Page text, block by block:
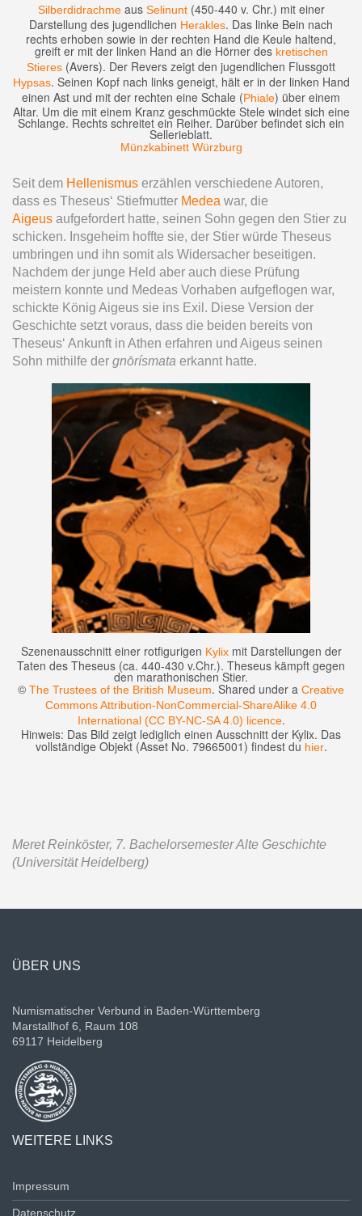
Silberdidrachmeaus Selinunt(450-440 v. Chr.) mit einer
Darstellung des jugendlichen Herakles. Das linke Bein nach
rechts erhoben sowie in der rechten Hand die Keule haltend,
greift er mit der linken Hand an die Hörner des kretischen
Stieres (Avers). Der Revers zeigt den jugendlichen Flussgott
Hypsas. Seinen Kopf nach links geneigt, hält er in der linken Hand
einen Ast und mit der rechten eine Schale (Phiale) über einem
Altar. Um die mit einem Kranz geschmückte Stele windet sich eine
Schlange. Rechts schreitet ein Reiher. Darüber befindet sich ein
Sellerieblatt.
Münzkabinett Würzburg
Seit dem Hellenismus erzählen verschiedene Autoren,
dass es Theseus‘ Stiefmutter Medea war, die
Aigeus aufgefordert hatte, seinen Sohn gegen den Stier zu
schicken. Insgeheim hoffte sie, der Stier würde Theseus
umbringen und ihn somit als Widersacher beseitigen.
Nachdem der junge Held aber auch diese Prüfung
meistern konnte und Medeas Vorhaben aufgeflogen war,
schickte König Aigeus sie ins Exil. Diese Version der
Geschichte setzt voraus, dass die beiden bereits von
Theseus‘ Ankunft in Athen erfahren und Aigeus seinen
Sohn mithilfe der gnōrísmata erkannt hatte.
Szenenausschnitt einer rotfigurigen Kylixmit Darstellungen der
Taten des Theseus (ca. 440-430 v.Chr.). Theseus kämpft gegen
den marathonischen Stier.
© The Trustees of the British Museum. Shared under a Creative
Commons Attribution-NonCommercial-ShareAlike 4.0
International (CC BY-NC-SA 4.0) licence.
Hinweis: Das Bild zeigt lediglich einen Ausschnitt der Kylix. Das
vollständige Objekt (Asset No. 79665001) findest du hier.
Meret Reinköster, 7. Bachelorsemester Alte Geschichte
(Universität Heidelberg)
ÜBER UNS
Numismatischer Verbund in Baden-Württemberg
Marstallhof 6, Raum 108
69117 Heidelberg
WEITERE LINKS
Impressum
Datenschutz